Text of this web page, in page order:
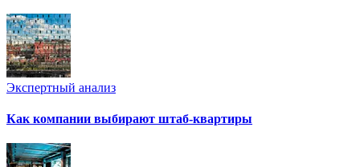
Экспертный анализ
Как компании выбирают штаб-квартиры